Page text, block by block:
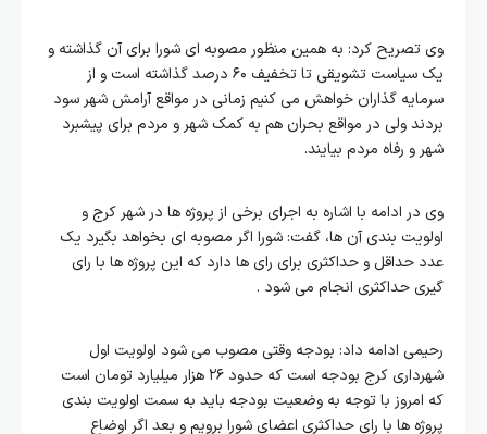
وی تصریح کرد: به همین منظور مصوبه ای شورا برای آن گذاشته و
یک سیاست تشویقی تا تخفیف ۶۰ درصد گذاشته است و از
سرمایه گذاران خواهش می کنیم زمانی در مواقع آرامش شهر سود
بردند ولی در مواقع بحران هم به کمک شهر و مردم برای پیشبرد
شهر و رفاه مردم بیایند.
وی در ادامه با اشاره به اجرای برخی از پروژه ها در شهر کرج و
اولویت بندی آن ها، گفت: شورا اگر مصوبه ای بخواهد بگیرد یک
عدد حداقل و حداکثری برای رای ها دارد که این پروژه ها با رای
گیری حداکثری انجام می شود .
رحیمی ادامه داد: بودجه وقتی مصوب می شود اولویت اول
شهرداری کرج بودجه است که حدود ۲۶ هزار میلیارد تومان است
که امروز با توجه به وضعیت بودجه باید به سمت اولویت بندی
پروژه ها با رای حداکثری اعضای شورا برویم و بعد اگر اوضاع